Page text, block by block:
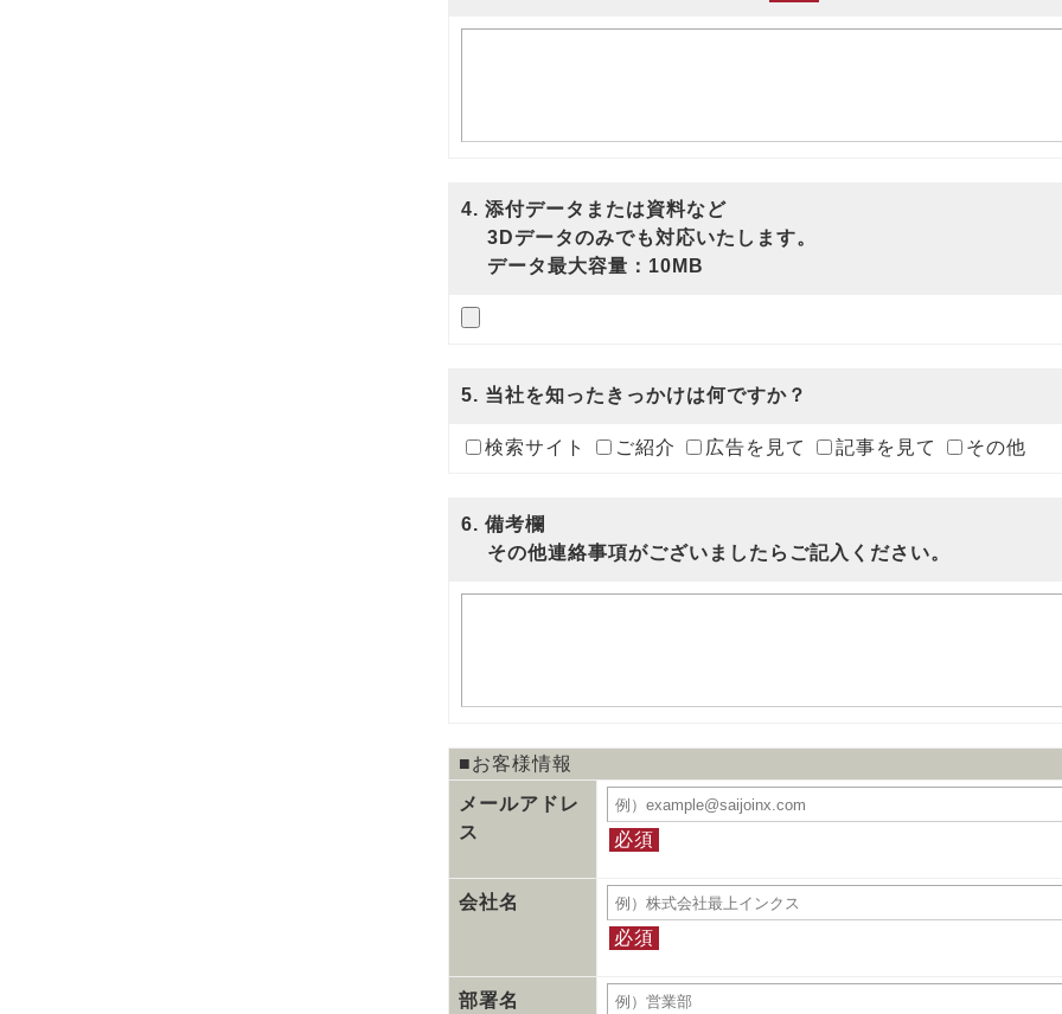
4. 添付データまたは資料など
3Dデータのみでも対応いたします。
データ最大容量：10MB
5. 当社を知ったきっかけは何ですか？
検索サイト ご紹介 広告を見て 記事を見て その他
6. 備考欄
その他連絡事項がございましたらご記入ください。
■お客様情報
メールアドレ
ス
必須
会社名
必須
部署名